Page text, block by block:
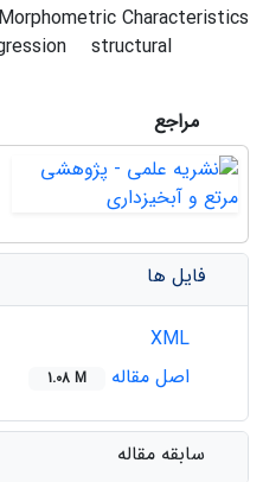
Morphometric Characteristics
structural
مراجع
فایل ها
اصل مقاله
1.08 M
سابقه مقاله